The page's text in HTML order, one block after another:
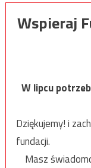
Wspieraj
W lipcu
Dziękujemy! i
fundacji.
Masz